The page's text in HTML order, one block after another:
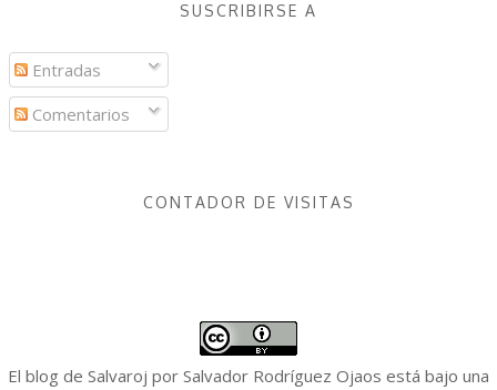
SUSCRIBIRSE A
Entradas
Comentarios
CONTADOR DE VISITAS
El blog de Salvaroj por Salvador Rodríguez Ojaos está bajo una